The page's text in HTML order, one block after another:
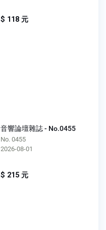
$ 118 元
音響論壇雜誌 - No.0455
No. 0455
2026-08-01
$ 215 元